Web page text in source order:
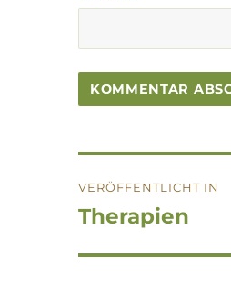
VERÖFFENTLICHT IN
Therapien